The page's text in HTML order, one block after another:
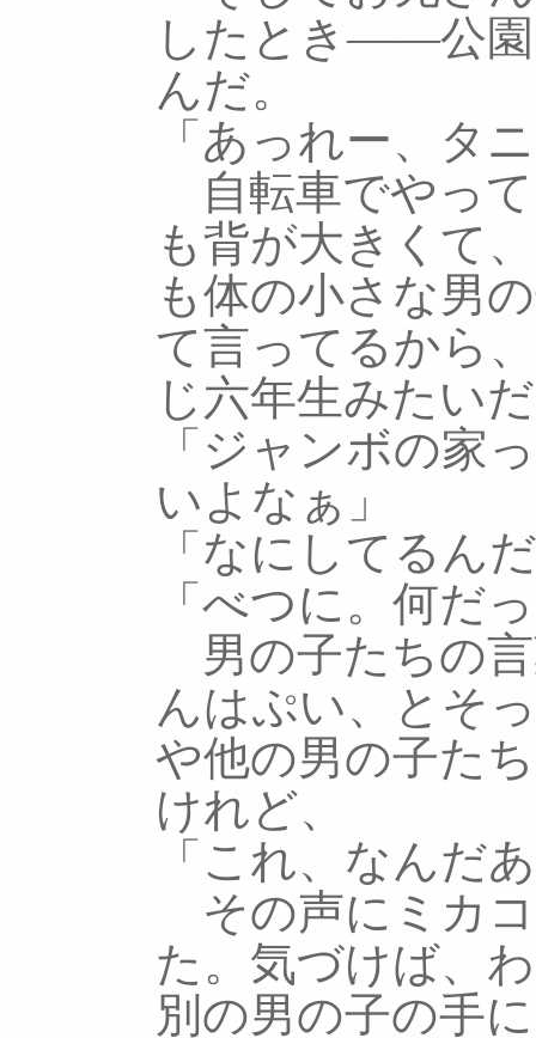
したとき――公園
んだ。
「あっれー、タ
自転車でやっ
も背が大きくて
も体の小さな男
て言ってるから
じ六年生みたい
「ジャンボの家
いよなぁ」
「なにしてるん
「べつに。何だ
男の子たちの
んはぷい、とそ
や他の男の子た
けれど、
「これ、なんだ
その声にミカ
た。気づけば、
別の男の子の手